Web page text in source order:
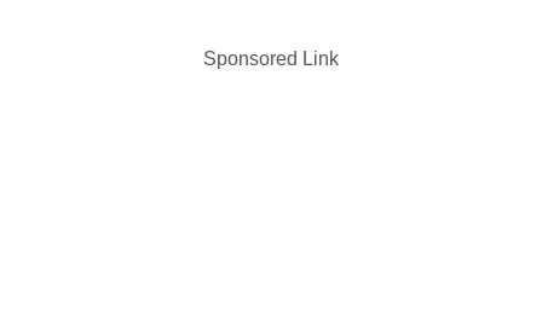
Sponsored Link